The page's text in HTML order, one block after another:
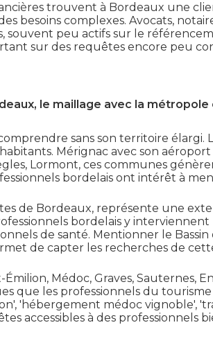
trouvent à Bordeaux une
besoins complexes. Avocats,
souvent peu actifs sur le
sur des requêtes encore peu
le maillage avec la
sans son territoire élargi.
Mérignac avec son aéroport
Lormont, ces communes
bordelais ont intérêt à
de Bordeaux, représente une
bordelais y
de santé. Mentionner le
de capter les recherches de
Médoc, Graves, Sauternes,
que les professionnels du
'hébergement médoc vignoble',
accessibles à des professionnels